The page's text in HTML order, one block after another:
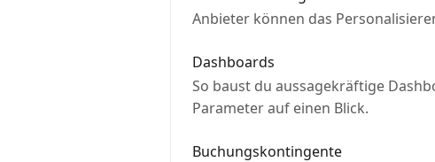
Anbieter können das
Dashboards
So baust du aussagekräftige
Parameter auf einen Blick.
Buchungskontingente